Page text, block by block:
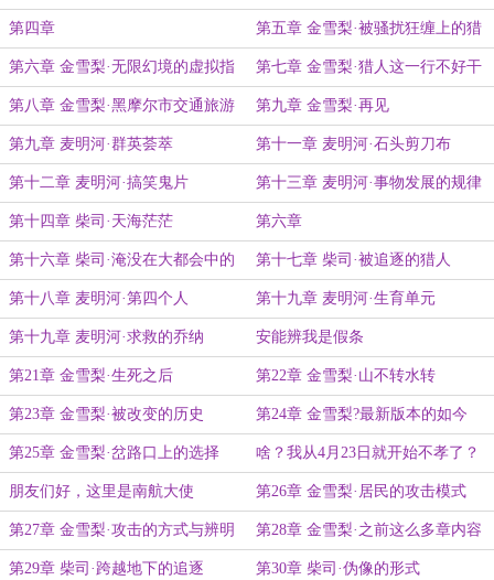
第四章 第五章 金雪梨·被骚扰狂缠上的猎
人
第六章 金雪梨·无限幻境的虚拟指
南
第七章 金雪梨·猎人这一行不好干
第八章 金雪梨·黑摩尔市交通旅游
图
第九章 金雪梨·再见
第九章 麦明河·群英荟萃 第十一章 麦明河·石头剪刀布
第十二章 麦明河·搞笑鬼片 第十三章 麦明河·事物发展的规律
第十四章 柴司·天海茫茫 第六章
第十六章 柴司·淹没在大都会中的
伪像
第十七章 柴司·被追逐的猎人
第十八章 麦明河·第四个人 第十九章 麦明河·生育单元
第十九章 麦明河·求救的乔纳 安能辨我是假条
第21章 金雪梨·生死之后 第22章 金雪梨·山不转水转
第23章 金雪梨·被改变的历史 第24章 金雪梨?最新版本的如今
第25章 金雪梨·岔路口上的选择 啥？我从4月23日就开始不孝了？
朋友们好，这里是南航大使 第26章 金雪梨·居民的攻击模式
第27章 金雪梨·攻击的方式与辨明
正身
第28章 金雪梨·之前这么多章内容
都消失了
第29章 柴司·跨越地下的追逐 第30章 柴司·伪像的形式